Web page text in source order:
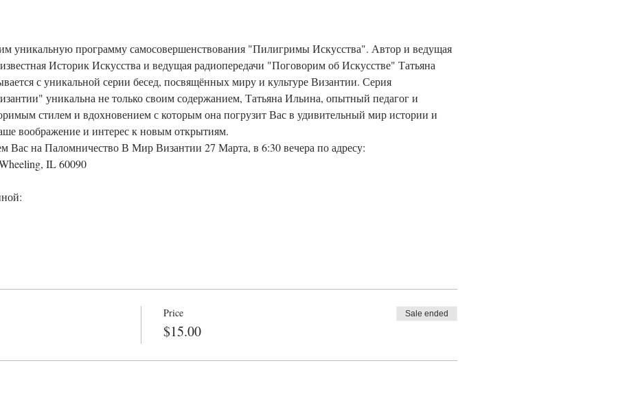
Историк Искусства и ведущая радиопередачи "Поговорим об Искусстве" Татьяна
с уникальной серии бесед, посвящённых миру и культуре Византии. Серия
уникальна не только своим содержанием, Татьяна Ильина, опытный педагог и
стилем и вдохновением с которым она погрузит Вас в удивительный мир истории и
воображение и интерес к новым открытиям.
Вас на Паломничество В Мир Византии 27 Марта, в 6:30 вечера по адресу:
IL 60090
Price
$15.00
Sale ended